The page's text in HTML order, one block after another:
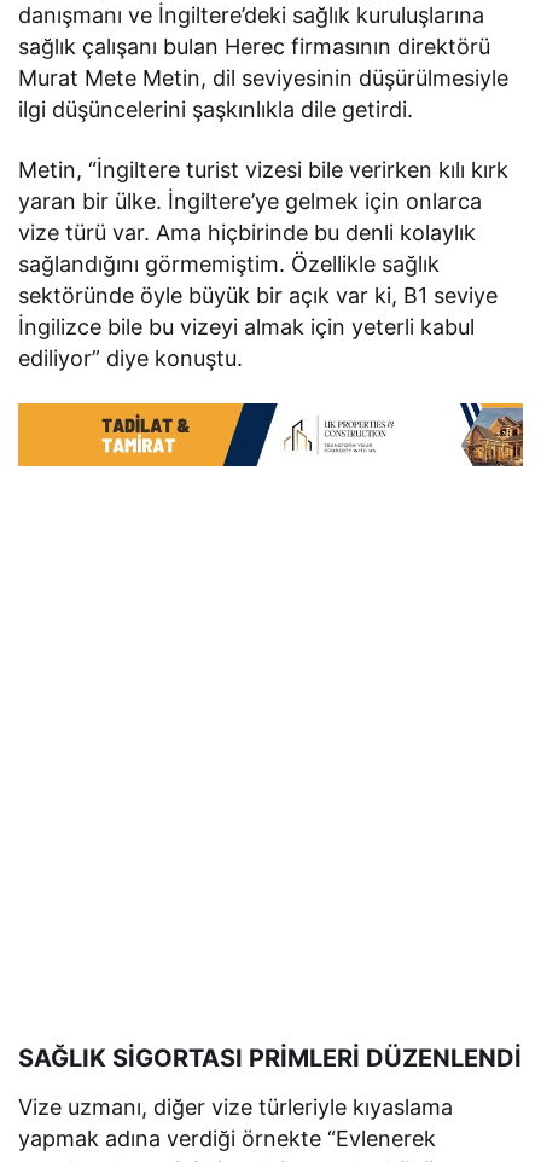
danışmanı ve İngiltere’deki sağlık kuruluşlarına
sağlık çalışanı bulan Herec firmasının direktörü
Murat Mete Metin, dil seviyesinin düşürülmesiyle
ilgi düşüncelerini şaşkınlıkla dile getirdi.
Metin, “İngiltere turist vizesi bile verirken kılı kırk
yaran bir ülke. İngiltere’ye gelmek için onlarca
vize türü var. Ama hiçbirinde bu denli kolaylık
sağlandığını görmemiştim. Özellikle sağlık
sektöründe öyle büyük bir açık var ki, B1 seviye
İngilizce bile bu vizeyi almak için yeterli kabul
ediliyor” diye konuştu.
SAĞLIK SİGORTASI PRİMLERİ DÜZENLENDİ
Vize uzmanı, diğer vize türleriyle kıyaslama
yapmak adına verdiği örnekte “Evlenerek